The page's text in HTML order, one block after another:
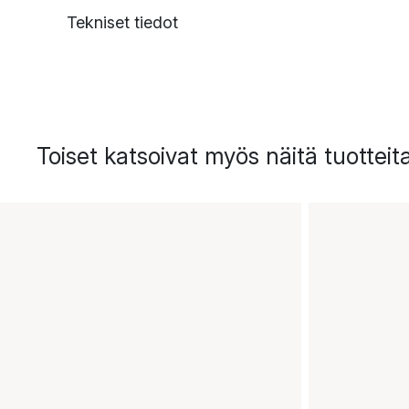
Tekniset tiedot
Toiset katsoivat myös näitä